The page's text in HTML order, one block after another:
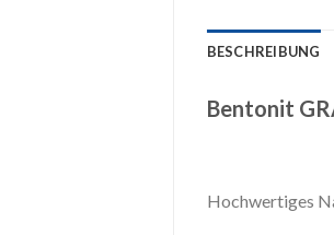
BESCHREIBUNG
Bentonit
Hochwertiges